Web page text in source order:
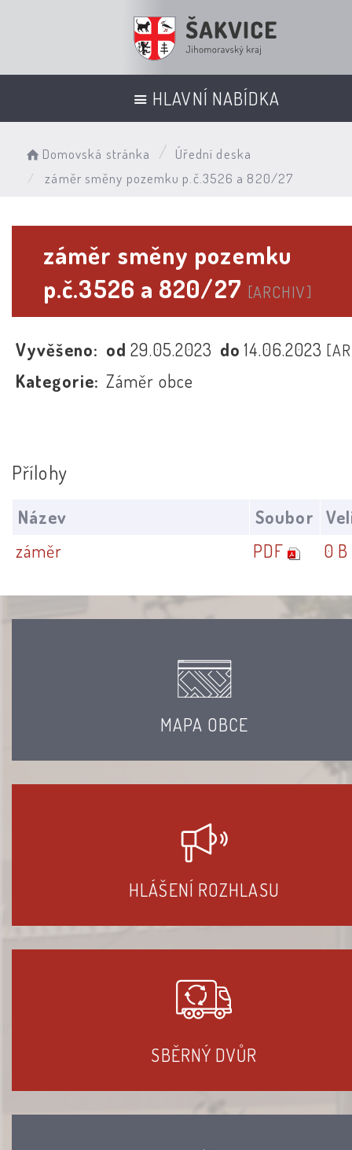
HLAVNÍ NABÍDKA
Domovská stránka
Úřední deska
záměr směny pozemku p.č.3526 a 820/27
záměr směny pozemku
p.č.3526 a 820/27 [ARCHIV]
Vyvěšeno: od29.05.2023 do14.06.2023
Kategorie: Záměr obce
Přílohy
Název Soubor
záměr
PDF 0 B
MAPA OBCE
HLÁŠENÍ ROZHLASU
SBĚRNÝ DVŮR